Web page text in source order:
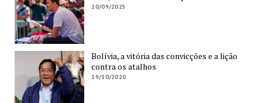
20/09/2025
Bolívia, a vitória das convicções e a lição
contra os atalhos
19/10/2020